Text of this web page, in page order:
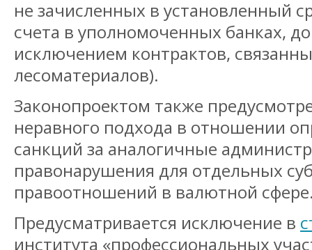
не зачисленных в установленный
счета в уполномоченных банках,
исключением контрактов,
лесоматериалов).
Законопроектом также
неравного подхода в отношении
санкций за аналогичные
правонарушения для отдельных
правоотношений в валютной
Предусматривается исключение в
института «профессиональных